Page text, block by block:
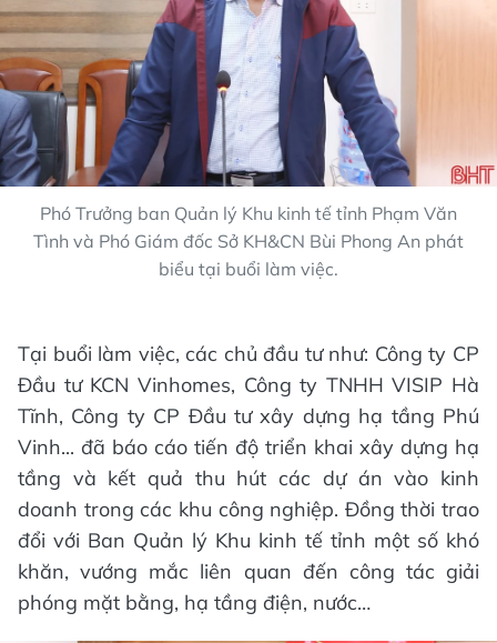
Phó Trưởng ban Quản lý Khu kinh tế tỉnh Phạm Văn
Tình và Phó Giám đốc Sở KH&CN Bùi Phong An phát
biểu tại buổi làm việc.
Tại buổi làm việc, các chủ đầu tư như: Công ty CP
Đầu tư KCN Vinhomes, Công ty TNHH VISIP Hà
Tĩnh, Công ty CP Đầu tư xây dựng hạ tầng Phú
Vinh... đã báo cáo tiến độ triển khai xây dựng hạ
tầng và kết quả thu hút các dự án vào kinh
doanh trong các khu công nghiệp. Đồng thời trao
đổi với Ban Quản lý Khu kinh tế tỉnh một số khó
khăn, vướng mắc liên quan đến công tác giải
phóng mặt bằng, hạ tầng điện, nước…